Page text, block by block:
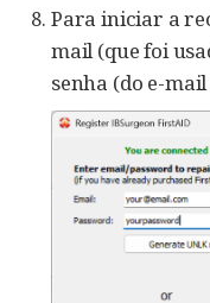
Para iniciar a
mail (que foi
senha (do e-